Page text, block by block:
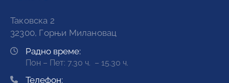
Таковска 2
32300, Горњи Милановац
Радно време:
Пон – Пет: 7.30 ч. – 15.30 ч.
Телефон: